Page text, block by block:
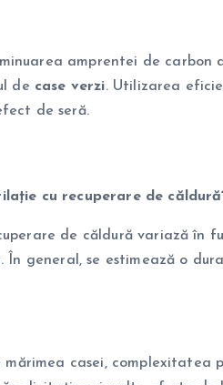
amprentei de carbon
de case verzi. Utilizarea
de seră.
cu recuperare de
de căldură variază în
general, se estimează o
casei, complexitatea